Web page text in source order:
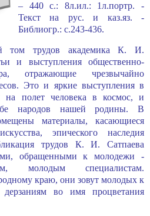
– 440 с.: 8л.ил.: 1л.портр. -
Текст на рус. и каз.яз. -
Библиогр.: с.243-436.
том трудов академика К. И.
и выступления общественно-
отражаю­щие чрезвычайно
Это и яркие выступления в
полет человека в космос, и
народов нашей родины. В
мате­риалы, касающиеся
эпического насле­дия
трудов К. И. Сатпаева
обращенными к молодежи -
молодым специалистам.
краю, они зо­вут молодых к
во имя процветания